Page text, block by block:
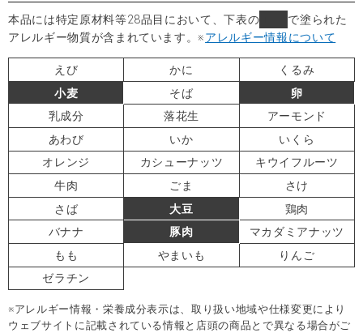
本品には特定原材料等28品目において、下表の
で塗られた
アレルギー物質が含まれています。※アレルギー情報について
えび かに
くるみ
小麦
そば
卵
乳成分
落花生
アーモンド
あわび
いか
いくら
オレンジ
カシューナッツ
キウイフルーツ
牛肉
ごま
さけ
さば
大豆
鶏肉
バナナ
豚肉
マカダミアナッツ
もも
やまいも
りんご
ゼラチン
※アレルギー情報・栄養成分表示は、取り扱い地域や仕様変更により
ウェブサイトに記載されている情報と店頭の商品とで異なる場合がご